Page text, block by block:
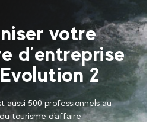
votre
d’entreprise
2
aussi 500 professionnels au
tourisme d'affaire.